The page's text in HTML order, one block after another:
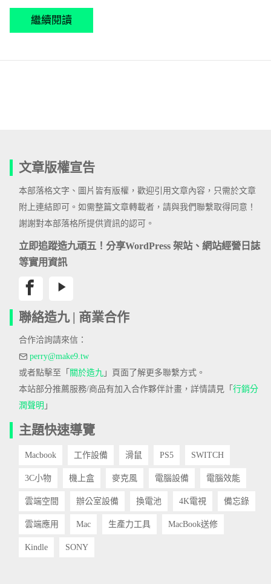
繼續閱讀
文章版權宣告
本部落格文字、圖片皆有版權，歡迎引用文章內容，只需於文章
附上連結即可。如需整篇文章轉載者，請與我們聯繫取得同意！
謝謝對本部落格所提供資訊的認可。
立即追蹤造九頑五！分享WordPress 架站、網站經營日誌
等實用資訊
聯絡造九 | 商業合作
合作洽詢請來信：
perry@make9.tw
或者點擊至「 關於造九 」頁面了解更多聯繫方式。
本站部分推薦服務/商品有加入合作夥伴計畫，詳情請見「 行銷分
潤聲明 」
主題快速導覽
Macbook 工作設備 滑鼠 PS5 SWITCH
3C小物 機上盒 麥克風 電腦設備 電腦效能
雲端空間 辦公室設備 換電池 4K電視 備忘錄
雲端應用 Mac 生產力工具 MacBook送修
Kindle SONY